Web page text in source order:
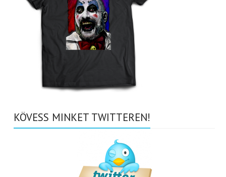
KÖVESS MINKET TWITTEREN!